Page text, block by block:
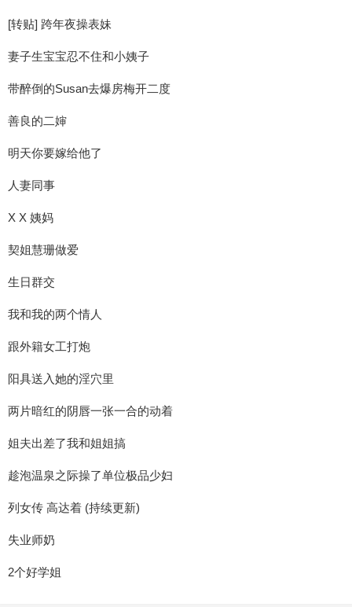
[转贴] 跨年夜操表妹
妻子生宝宝忍不住和小姨子
带醉倒的Susan去爆房梅开二度
善良的二婶
明天你要嫁给他了
人妻同事
X X 姨妈
契姐慧珊做爱
生日群交
我和我的两个情人
跟外籍女工打炮
阳具送入她的淫穴里
两片暗红的阴唇一张一合的动着
姐夫出差了我和姐姐搞
趁泡温泉之际操了单位极品少妇
列女传 高达着 (持续更新)
失业师奶
2个好学姐